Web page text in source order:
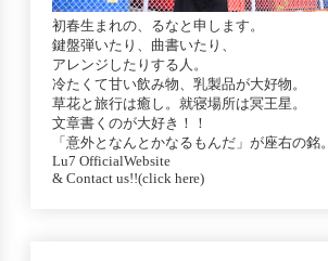
初春生まれの、るなと申します。
鍵盤弾いたり、曲書いたり、
アレンジしたりする人。
冷たくて甘い飲み物、乳製品が大好物。
草花と旅行は癒し。就寝場所は冥王星。
文章書くのが大好き！！
「意外となんとかなるもんだ」が座右の銘。
Lu7 OfficialWebsite
& Contact us!!(click here)